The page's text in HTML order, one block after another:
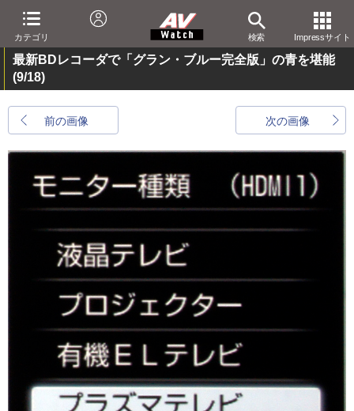
カテゴリ 検索 Impressサイト
最新BDレコーダで「グラン・ブルー完全版」の青を堪能
(9/18)
前の画像 次の画像